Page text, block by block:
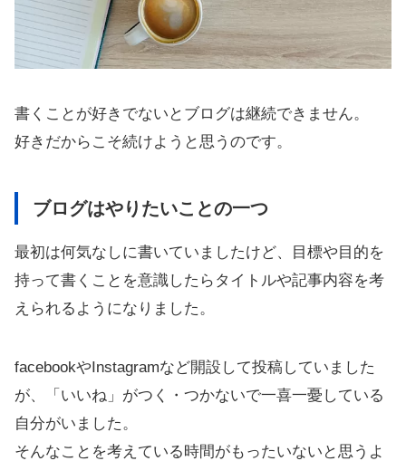
書くことが好きでないとブログは継続できません。
好きだからこそ続けようと思うのです。
ブログはやりたいことの一つ
最初は何気なしに書いていましたけど、目標や目的を
持って書くことを意識したらタイトルや記事内容を考
えられるようになりました。
facebookやInstagramなど開設して投稿していました
が、「いいね」がつく・つかないで一喜一憂している
自分がいました。
そんなことを考えている時間がもったいないと思うよ